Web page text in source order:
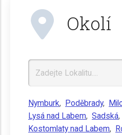
Okolí
Nymburk, Poděbrady,
Lysá nad Labem, Sadská,
Kostomlaty nad Labem,